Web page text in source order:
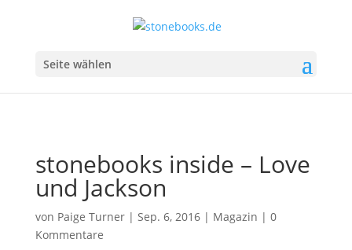
Seite wählen
stonebooks inside – Love
und Jackson
von Paige Turner| Sep. 6, 2016| Magazin | 0
Kommentare